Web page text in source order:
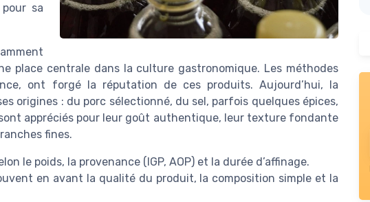
sa
place centrale dans la culture gastronomique. Les méthodes
ont forgé la réputation de ces produits. Aujourd’hui, la
origines : du porc sélectionné, du sel, parfois quelques épices,
appréciés pour leur goût authentique, leur texture fondante
fines.
le poids, la provenance (IGP, AOP) et la durée d’affinage.
en avant la qualité du produit, la composition simple et la